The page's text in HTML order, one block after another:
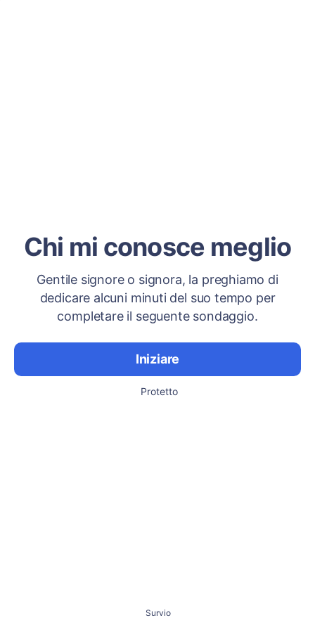
Chi mi conosce meglio
Gentile signore o signora, la preghiamo di
dedicare alcuni minuti del suo tempo per
completare il seguente sondaggio.
Iniziare
Protetto
Survio